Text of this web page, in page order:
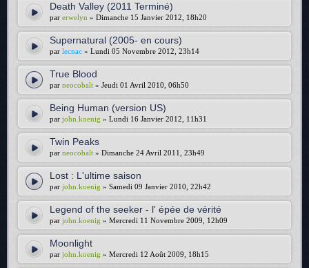
Death Valley (2011 Terminé)
par erwelyn » Dimanche 15 Janvier 2012, 18h20
Supernatural (2005- en cours)
par lecnac » Lundi 05 Novembre 2012, 23h14
True Blood
par neocobalt » Jeudi 01 Avril 2010, 06h50
Being Human (version US)
par john.koenig » Lundi 16 Janvier 2012, 11h31
Twin Peaks
par neocobalt » Dimanche 24 Avril 2011, 23h49
Lost : L'ultime saison
par john.koenig » Samedi 09 Janvier 2010, 22h42
Legend of the seeker - l' épée de vérité
par john.koenig » Mercredi 11 Novembre 2009, 12h09
Moonlight
par john.koenig » Mercredi 12 Août 2009, 18h15